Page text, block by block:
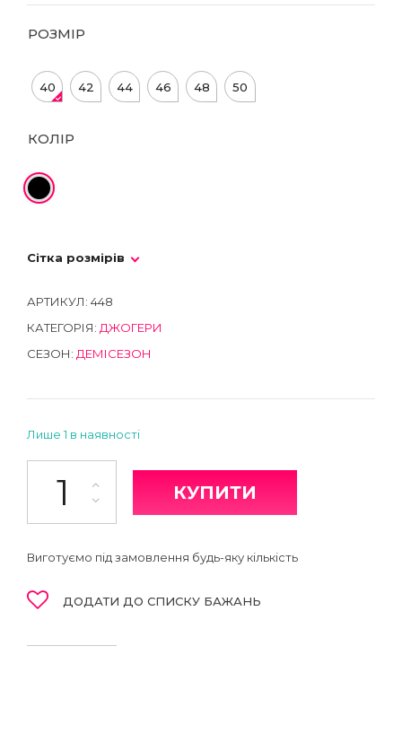
РОЗМІР
40 42 44 46 48 50
КОЛІР
Сітка розмірів
АРТИКУЛ: 448
КАТЕГОРІЯ: ДЖОГЕРИ
СЕЗОН: ДЕМІСЕЗОН
Лише 1 в наявності
Джогери кількість
КУПИТИ
Виготуємо під замовлення будь-яку кількість
ДОДАТИ ДО СПИСКУ БАЖАНЬ